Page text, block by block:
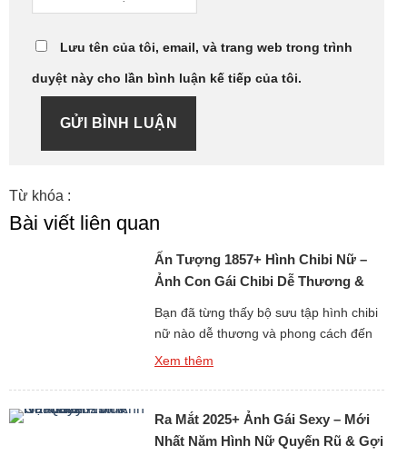
Lưu tên của tôi, email, và trang web trong trình
duyệt này cho lần bình luận kế tiếp của tôi.
GỬI BÌNH LUẬN
Từ khóa :
Bài viết liên quan
Ấn Tượng 1857+ Hình Chibi Nữ –
Ảnh Con Gái Chibi Dễ Thương &
Bạn đã từng thấy bộ sưu tập hình chibi
nữ nào dễ thương và phong cách đến
thế chưa? Từng bức ảnh đều mang nét
tiên. Những cô gái chibi nhỏ nhắn với
biểu cảm sinh động tạo nên sức […]
Xem thêm
Ra Mắt 2025+ Ảnh Gái Sexy – Mới
Nhất Năm Hình Nữ Quyến Rũ & Gợi